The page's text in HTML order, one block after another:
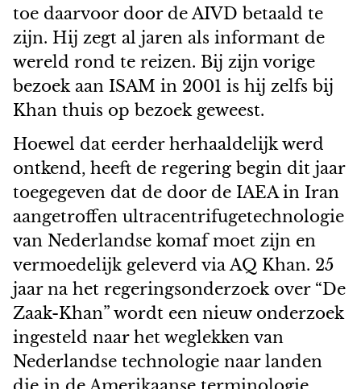
toe daarvoor door de AIVD betaald te
zijn. Hij zegt al jaren als informant de
wereld rond te reizen. Bij zijn vorige
bezoek aan ISAM in 2001 is hij zelfs bij
Khan thuis op bezoek geweest.
Hoewel dat eerder herhaaldelijk werd
ontkend, heeft de regering begin dit jaar
toegegeven dat de door de IAEA in Iran
aangetroffen ultracentrifugetechnologie
van Nederlandse komaf moet zijn en
vermoedelijk geleverd via AQ Khan. 25
jaar na het regeringsonderzoek over “De
Zaak-Khan” wordt een nieuw onderzoek
ingesteld naar het weglekken van
Nederlandse technologie naar landen